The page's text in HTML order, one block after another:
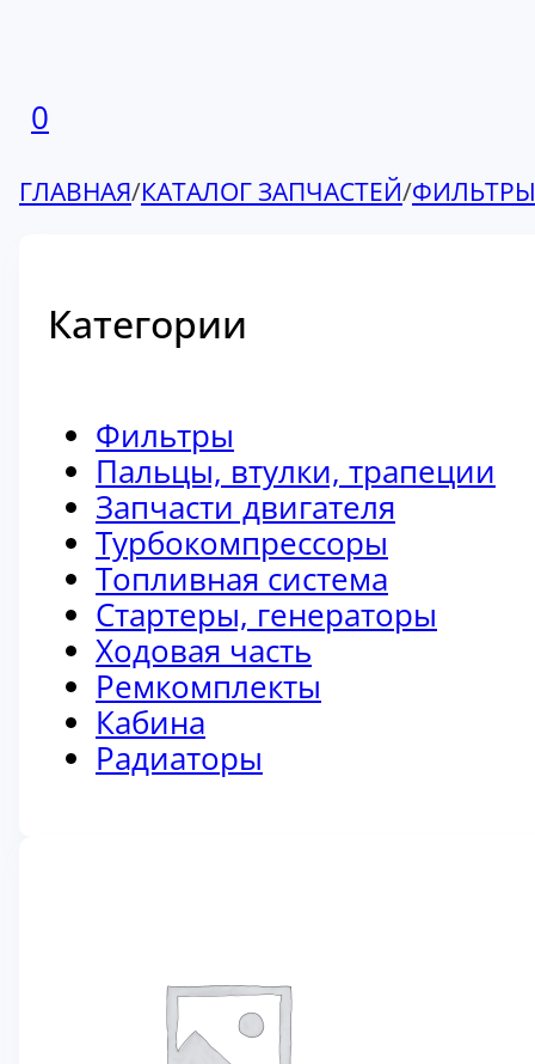
0
ГЛАВНАЯ/КАТАЛОГ ЗАПЧАСТЕЙ/ФИЛЬТРЫ
Категории
Фильтры
Пальцы, втулки, трапеции
Запчасти двигателя
Турбокомпрессоры
Топливная система
Стартеры, генераторы
Ходовая часть
Ремкомплекты
Кабина
Радиаторы